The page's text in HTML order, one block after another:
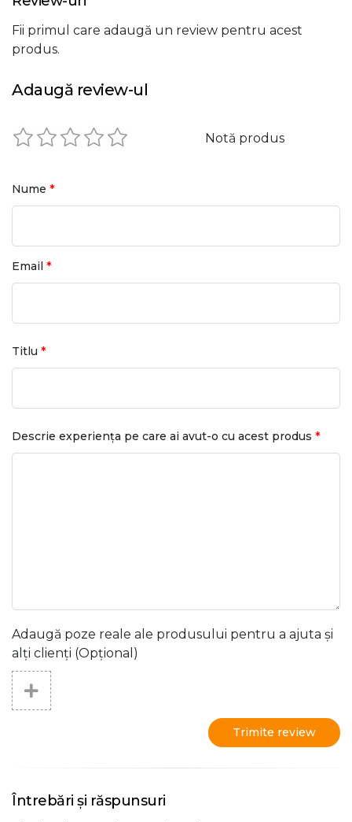
Fii primul care adaugă un review pentru acest
produs.
Adaugă review-ul
Notă produs
Nume *
Email *
Titlu *
Descrie experiența pe care ai avut-o cu acest produs *
Adaugă poze reale ale produsului pentru a ajuta și
alți clienți (Opțional)
Trimite review
Întrebări și răspunsuri